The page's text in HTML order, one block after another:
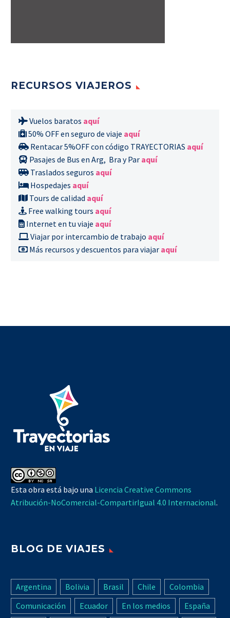
RECURSOS VIAJEROS
Vuelos baratos aquí
50% OFF en seguro de viaje aquí
Rentacar 5%OFF con código TRAYECTORIAS aquí
Pasajes de Bus en Arg, Bra y Par aquí
Traslados seguros aquí
Hospedajes aquí
Tours de calidad aquí
Free walking tours aquí
Internet en tu viaje aquí
Viajar por intercambio de trabajo aquí
Más recursos y descuentos para viajar aquí
Esta obra está bajo una Licencia Creative Commons
Atribución-NoComercial-CompartirIgual 4.0 Internacional.
BLOG DE VIAJES
Argentina Bolivia Brasil Chile
Colombia
Comunicación
Ecuador En los medios
España